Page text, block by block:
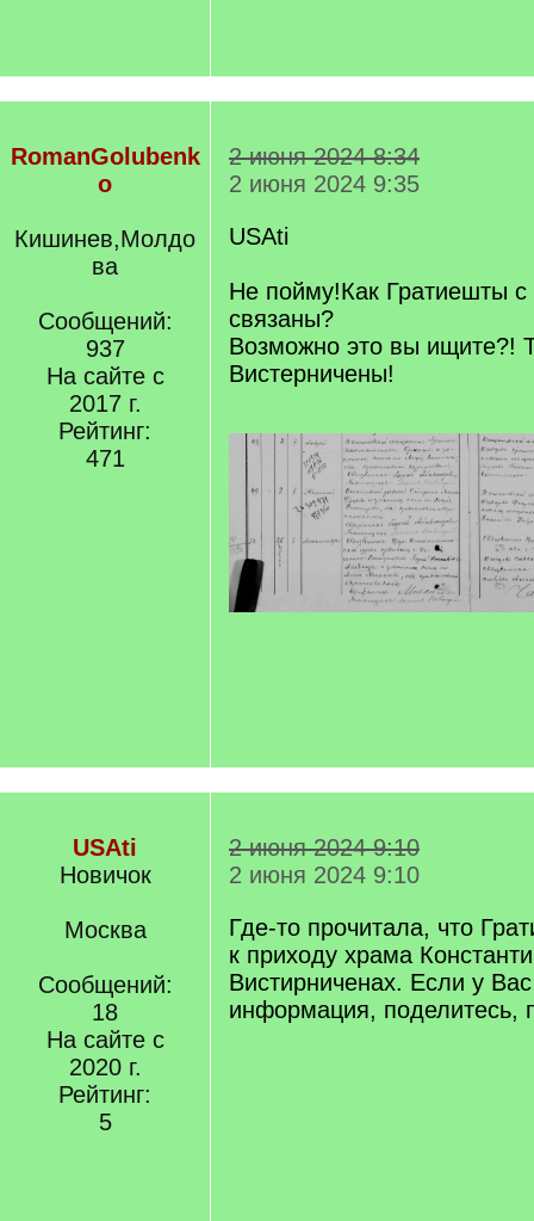
RomanGolubenk
o
Кишинев,Молдо
ва
Сообщений:
937
На сайте с
2017 г.
Рейтинг:
471
2 июня 2024 8:34
2 июня 2024 9:35
USAti
Не пойму!Как Гратиешты с
связаны?
Возможно это вы ищите?!
Вистерничены!
USAti
Новичок
Москва
Сообщений:
18
На сайте с
2020 г.
Рейтинг:
5
2 июня 2024 9:10
2 июня 2024 9:10
Где-то прочитала, что
к приходу храма
Вистирниченах. Если у Вас
информация, поделитесь,